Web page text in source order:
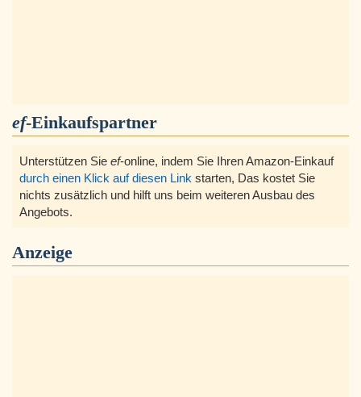
ef-Einkaufspartner
Unterstützen Sie ef-online, indem Sie Ihren Amazon-Einkauf
durch einen Klick auf diesen Link starten, Das kostet Sie
nichts zusätzlich und hilft uns beim weiteren Ausbau des
Angebots.
Anzeige